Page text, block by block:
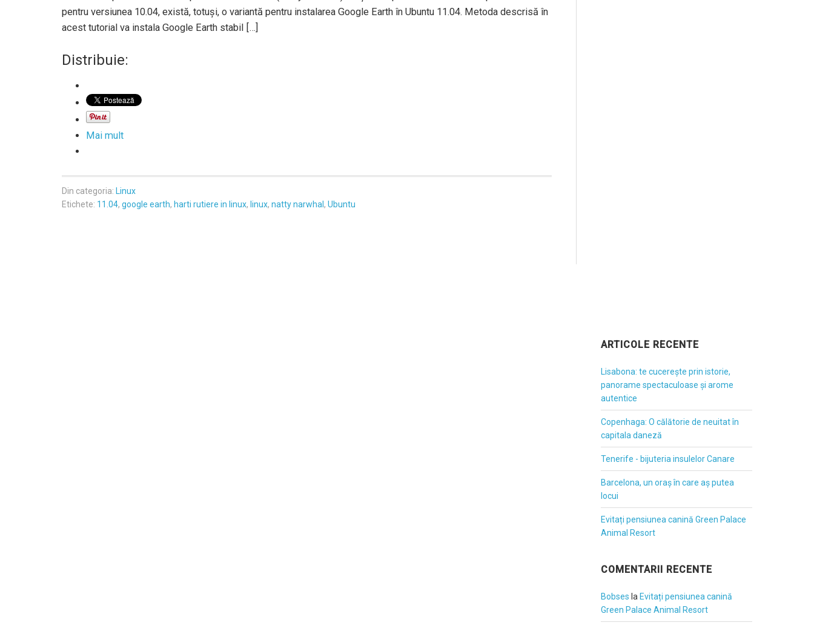
pentru versiunea 10.04, există, totuși, o variantă pentru instalarea Google Earth în Ubuntu 11.04. Metoda descrisă în
acest tutorial va instala Google Earth stabil […]
Distribuie:
Mai mult
Din categoria: Linux
Etichete: 11.04, google earth, harti rutiere in linux, linux, natty narwhal , Ubuntu
ARTICOLE RECENTE
Lisabona: te cucerește prin istorie,
panorame spectaculoase și arome
autentice
Copenhaga: O călătorie de neuitat în
capitala daneză
Tenerife - bijuteria insulelor Canare
Barcelona, un oraș în care aș putea
locui
Evitați pensiunea canină Green Palace
Animal Resort
COMENTARII RECENTE
Bobses la Evitați pensiunea canină
Green Palace Animal Resort